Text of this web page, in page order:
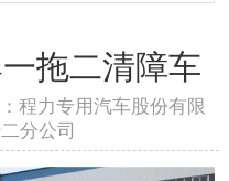
拖二清障车
程力专用汽车股份有限
分公司